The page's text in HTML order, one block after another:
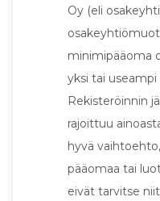
Oy (eli
minimipääoma
yksi tai
Rekisteröinnin
rajoittuu
hyvä
pääomaa tai
eivät tarvitse